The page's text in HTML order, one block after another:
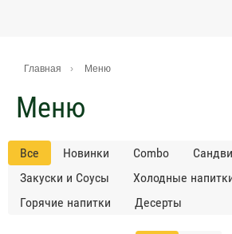
Главная Меню
Меню
Все Новинки Combo
Закуски и Соусы
Холодные
Горячие напитки
Десерты